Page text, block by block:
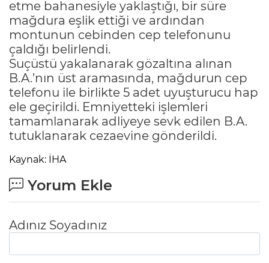
etme bahanesiyle yaklaştığı, bir süre
mağdura eşlik ettiği ve ardından
montunun cebinden cep telefonunu
çaldığı belirlendi.
Suçüstü yakalanarak gözaltına alınan
B.A.’nın üst aramasında, mağdurun cep
telefonu ile birlikte 5 adet uyuşturucu hap
ele geçirildi. Emniyetteki işlemleri
tamamlanarak adliyeye sevk edilen B.A.
tutuklanarak cezaevine gönderildi.
Kaynak: İHA
Yorum Ekle
Adınız Soyadınız